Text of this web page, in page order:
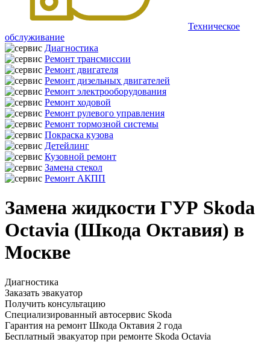
Техническое
обслуживание
Диагностика
Ремонт трансмиссии
Ремонт двигателя
Ремонт дизельных двигателей
Ремонт электрооборудования
Ремонт ходовой
Ремонт рулевого управления
Ремонт тормозной системы
Покраска кузова
Детейлинг
Кузовной ремонт
Замена стекол
Ремонт АКПП
Замена жидкости ГУР Skoda
Octavia (Шкода Октавия) в
Москве
Диагностика
Заказать эвакуатор
Получить консультацию
Специализированный автосервис Skoda
Гарантия на ремонт Шкода Октавия 2 года
Бесплатный эвакуатор при ремонте Skoda Octavia